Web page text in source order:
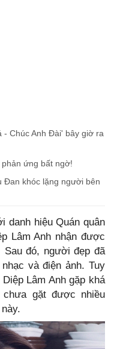
- Chúc Anh Đài' bây giờ ra
ứng bất ngờ!
Đan khóc lặng người bên
danh hiệu Quán quân
Lâm Anh nhận được
đó, người đẹp đã
và điện ảnh. Tuy
Lâm Anh gặp khá
gặt được nhiều